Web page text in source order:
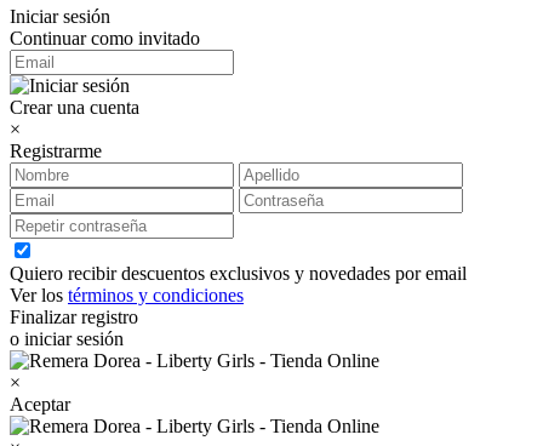
Iniciar sesión
Continuar como invitado
Crear una cuenta
×
Registrarme
Quiero recibir descuentos exclusivos y novedades por email
Ver los términos y condiciones
Finalizar registro
o iniciar sesión
×
Aceptar